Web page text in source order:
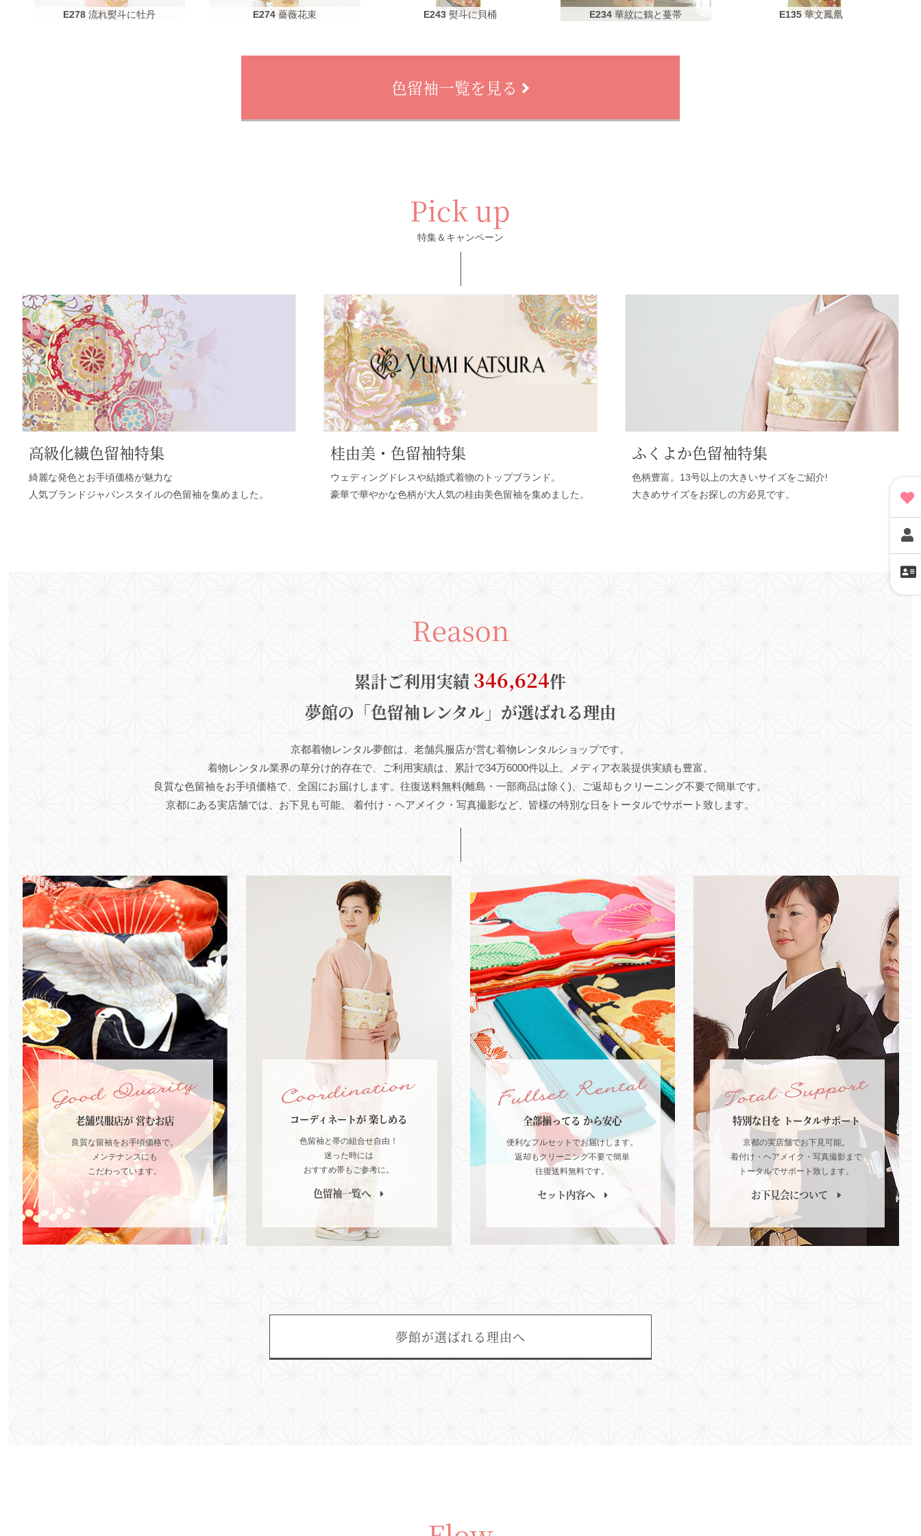
E278 流れ熨斗に牡丹 E274 薔薇花束 E243 熨斗に貝桶 E234 華紋に鶴と蔓帯 E135 華文鳳凰
色留袖一覧を見る
Pick up
特集＆キャンペーン
高級化繊色留袖特集
綺麗な発色とお手頃価格が魅力な
人気ブランドジャパンスタイルの色留袖を集めました。
桂由美・色留袖特集
ウェディングドレスや結婚式着物のトップブランド。
豪華で華やかな色柄が大人気の桂由美色留袖を集めました。
ふくよか色留袖特集
色柄豊富。13号以上の大きいサイズをご紹介!
大きめサイズをお探しの方必見です。
Reason
累計ご利用実績 346,624件
夢館の「色留袖レンタル」が選ばれる理由
京都着物レンタル夢館は、老舗呉服店が営む着物レンタルショップです。
着物レンタル業界の草分け的存在で、ご利用実績は、累計で34万6000件以上。メディア衣装提供実績も豊富。
良質な色留袖をお手頃価格で、全国にお届けします。往復送料無料(離島・一部商品は除く) 、ご返却もクリーニング不要で簡単です。
京都にある実店舗では、お下見も可能。
着付け・ヘアメイク・写真撮影など、皆様の特別な日をトータルでサポート致します。
老舗呉服店が営むお店
良質な留袖をお手頃価格で。
メンテナンスにも
こだわっています。
コーディネートが楽しめる
色留袖と帯の組合せ自由！
迷った時には
おすすめ帯もご参考に。
色留袖一覧へ
全部揃ってる から安心
便利なフルセットでお届けします。
返却もクリーニング不要で簡単
往復送料無料です。
セット内容へ
特別な日を トータルサポート
京都の実店舗でお下見可能。
着付け・ヘアメイク・写真撮影まで
トータルでサポート致します。
お下見会について
夢館が選ばれる理由へ